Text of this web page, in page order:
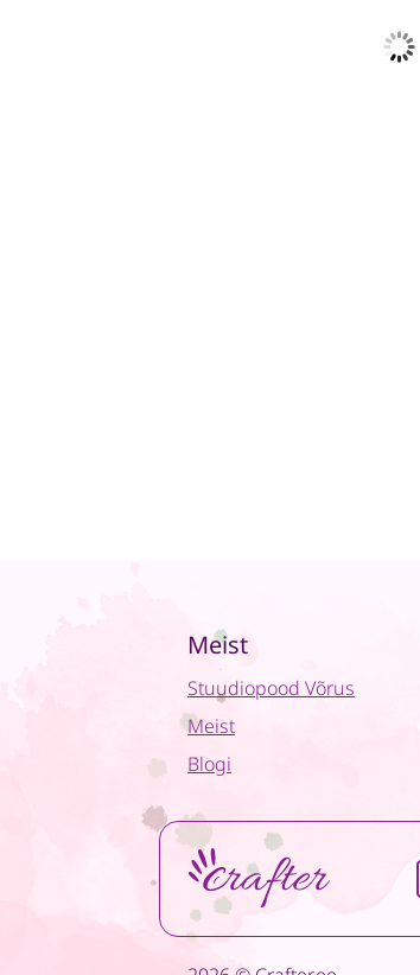
Meist
Stuudiopood Võrus
Meist
Blogi